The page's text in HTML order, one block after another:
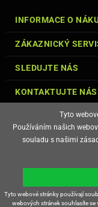
INFORMACE O
ZÁKAZNICKÝ
SLEDUJTE NÁS
KONTAKTUJTE NÁS
E-
Tyto
Používáním našich
souladu s našimi
Tyto webové stránky používají
webových stránek souhlasíte